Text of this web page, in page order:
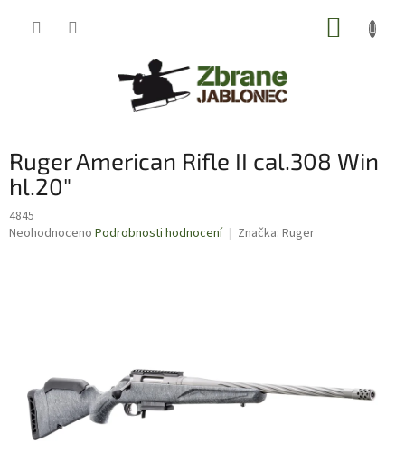
Ruger American Rifle II cal.308 Win
hl.20"
4845
Průměrné
Neohodnoceno Podrobnosti hodnocení Značka: Ruger